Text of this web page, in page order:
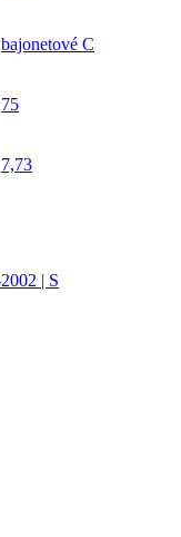
bajonetové C
75
7,73